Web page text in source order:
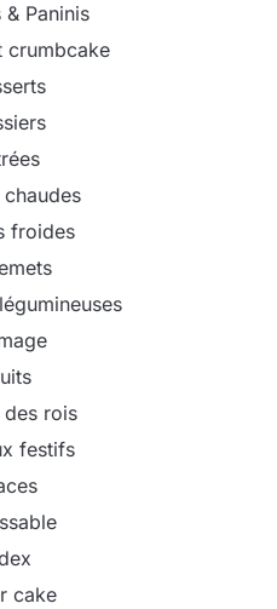
Paninis
crumbcake
chaudes
froides
des rois
festifs
cake